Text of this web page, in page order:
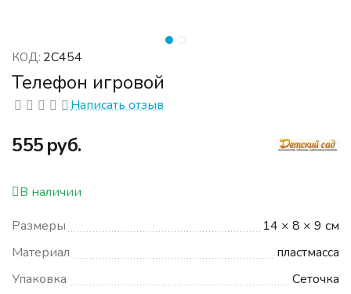
КОД: 2С454
Телефон игровой
Написать отзыв
‍555‍руб.
В наличии
Размеры
14 × 8 × 9 см
Материал
пластмасса
Упаковка
Сеточка